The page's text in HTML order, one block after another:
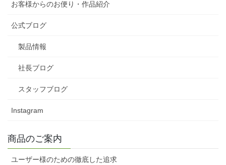
お客様からのお便り・作品紹介
公式ブログ
製品情報
社長ブログ
スタッフブログ
Instagram
商品のご案内
ユーザー様のための徹底した追求